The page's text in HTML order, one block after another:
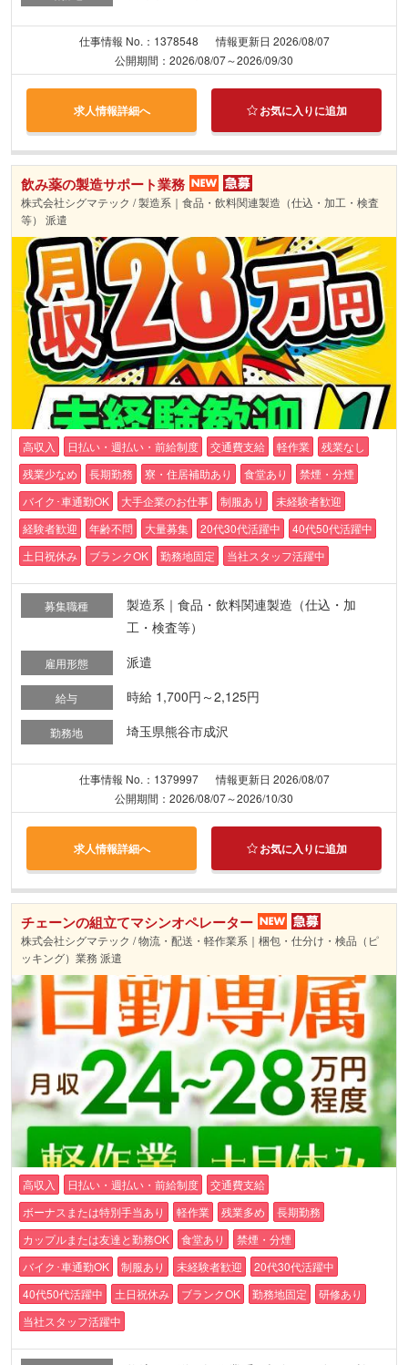
仕事情報 No.：1378548
情報更新日 2026/08/07
公開期間：2026/08/07～2026/09/30
求人情報詳細へ お気に入りに追加
飲み薬の製造サポート業務
株式会社シグマテック / 製造系｜食品・飲料関連製造（仕込・加工・検査
等） 派遣
高収入 日払い・週払い・前給制度 交通費支給 軽作業
残業なし
残業少なめ
長期勤務 寮・住居補助あり 食堂あり
禁煙・分煙
バイク･車通勤OK
大手企業のお仕事 制服あり
未経験者歓迎
経験者歓迎
年齢不問 大量募集 20代30代活躍中
40代50代活躍中
土日祝休み
ブランクOK 勤務地固定 当社スタッフ活躍中
募集職種
製造系｜食品・飲料関連製造（仕込・加
工・検査等）
雇用形態 派遣
給与 時給 1,700円～2,125円
勤務地 埼玉県熊谷市成沢
仕事情報 No.：1379997
情報更新日 2026/08/07
公開期間：2026/08/07～2026/10/30
求人情報詳細へ お気に入りに追加
チェーンの組立てマシンオペレーター
株式会社シグマテック / 物流・配送・軽作業系｜梱包・仕分け・検品（ピ
ッキング）業務 派遣
高収入 日払い・週払い・前給制度
交通費支給
ボーナスまたは特別手当あり
軽作業 残業多め
長期勤務
カップルまたは友達と勤務OK
食堂あり
禁煙・分煙
バイク･車通勤OK
制服あり 未経験者歓迎
20代30代活躍中
40代50代活躍中
土日祝休み ブランクOK 勤務地固定
研修あり
当社スタッフ活躍中